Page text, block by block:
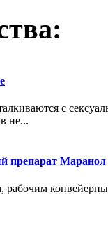
с
не...
препарат Маранол
рабочим